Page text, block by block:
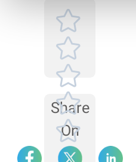
수 있고, 샘플 셀 내부나
렌즈 표면에 불순물이
부착되었을 수 있습니
Share
On